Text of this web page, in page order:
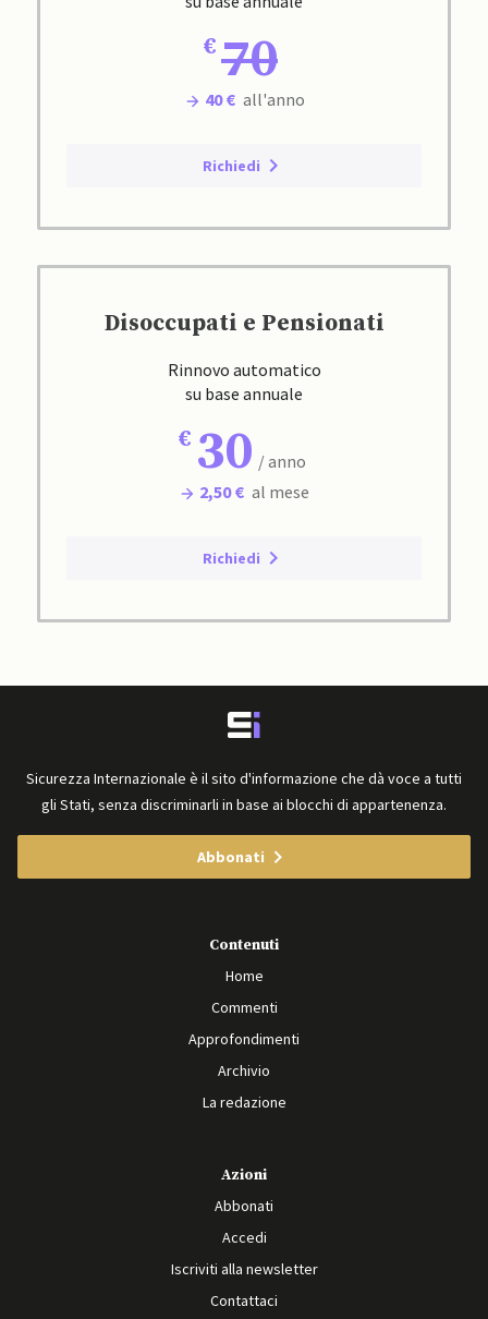
70
40 € all'anno
Richiedi
Disoccupati e Pensionati
Rinnovo automatico
su base annuale
30 / anno
2,50 € al mese
Richiedi
Sicurezza Internazionale è il sito d'informazione che dà voce a tutti
gli Stati, senza discriminarli in base ai blocchi di appartenenza.
Abbonati
Contenuti
Home
Commenti
Approfondimenti
Archivio
La redazione
Azioni
Abbonati
Accedi
Iscriviti alla newsletter
Contattaci